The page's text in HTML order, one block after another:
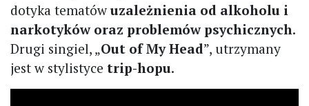
dotyka tematów uzależnienia od alkoholu i
narkotyków oraz problemów psychicznych.
Drugi singiel, „Out of My Head”, utrzymany
jest w stylistyce trip-hopu.